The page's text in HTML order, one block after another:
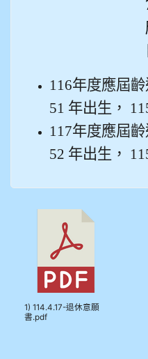
116年度應屆
51 年出生，
117年度應屆
52 年出生，
1) 114.4.17-退休意願
書.pdf